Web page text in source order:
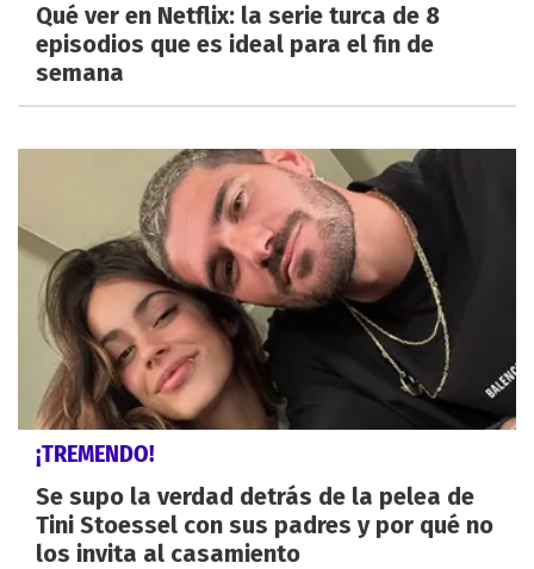
Qué ver en Netflix: la serie turca de 8
episodios que es ideal para el fin de
semana
¡TREMENDO!
Se supo la verdad detrás de la pelea de
Tini Stoessel con sus padres y por qué no
los invita al casamiento